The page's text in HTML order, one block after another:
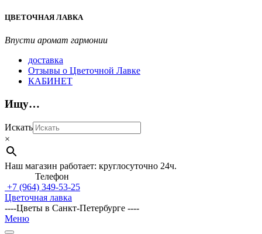
Перейти
содержимому
ЦВЕТОЧНАЯ ЛАВКА
Впусти аромат гармонии
доставка
Отзывы о Цветочной Лавке
КАБИНЕТ
Ищу…
Искать
×
Наш магазин работает: круглосуточно 24ч.
Телефон
+7 (964) 349-53-25
Цветочная лавка
----Цветы в Санкт-Петербурге ----
Главное
навигационное
Меню